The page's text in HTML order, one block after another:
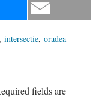
intersectie, oradea
fields are